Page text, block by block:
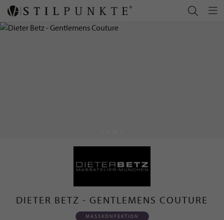
DIETER BETZ - GENTLEMENS COUTURE
MASSKONFEKTION